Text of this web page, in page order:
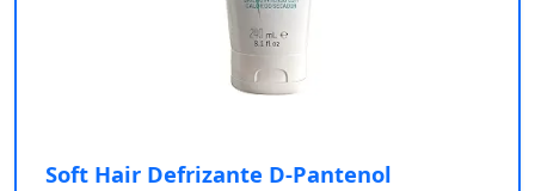
Soft Hair Defrizante D-Pantenol